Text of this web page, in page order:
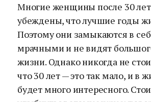
Многие женщины после 30
убеждены, что лучшие годы
Поэтому они замыкаются в
мрачными и не видят
жизни. Однако никогда не
что 30 лет — это так мало, и в
будет много интересного.